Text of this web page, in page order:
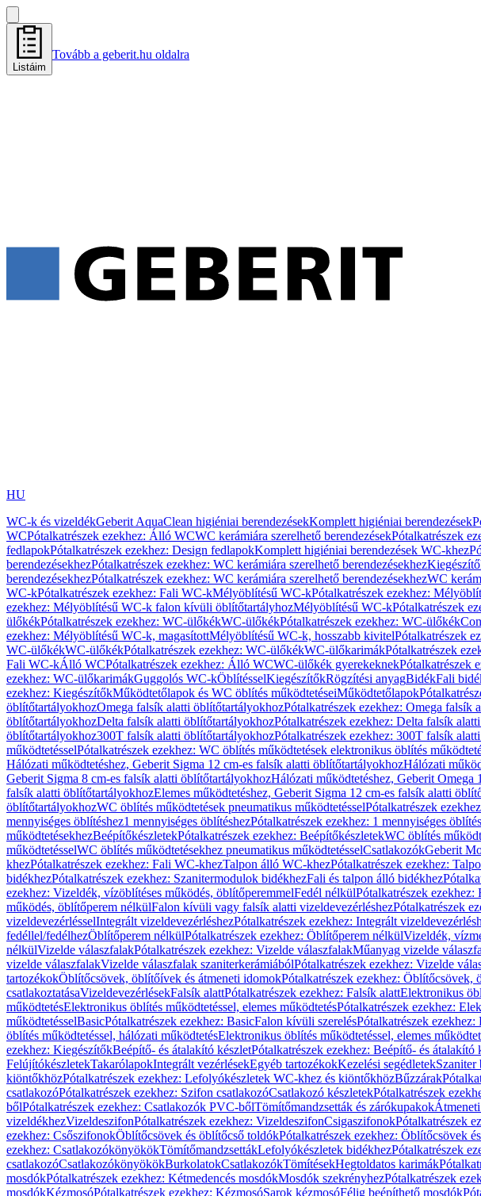
Listáim
Tovább a geberit.hu oldalra
HU
WC-k és vizeldékGeberit AquaClean higiéniai berendezésekKomplett higiéniai berendezések
WCPótalkatrészek ezekhez: Álló WCWC kerámiára szerelhető berendezésekPótalkatrészek
fedlapokPótalkatrészek ezekhez: Design fedlapokKomplett higiéniai berendezések WC-khez
berendezésekhezPótalkatrészek ezekhez: WC kerámiára szerelhető berendezésekhez
berendezésekhezPótalkatrészek ezekhez: WC kerámiára szerelhető berendezésekhezWC
WC-kPótalkatrészek ezekhez: Fali WC-kMélyöblítésű WC-kPótalkatrészek ezekhez:
ezekhez: Mélyöblítésű WC-k falon kívüli öblítőtartályhozMélyöblítésű WC-kPótalkatrészek
ülőkékPótalkatrészek ezekhez: WC-ülőkékWC-ülőkékPótalkatrészek ezekhez: WC-ülőkék
ezekhez: Mélyöblítésű WC-k, magasítottMélyöblítésű WC-k, hosszabb kivitelPótalkatrészek
WC-ülőkékWC-ülőkékPótalkatrészek ezekhez: WC-ülőkékWC-ülőkarimákPótalkatrészek
Fali WC-kÁlló WCPótalkatrészek ezekhez: Álló WCWC-ülőkék gyerekeknekPótalkatrészek
ezekhez: WC-ülőkarimákGuggolós WC-kÖblítésselKiegészítőkRögzítési anyagBidékFali
ezekhez: KiegészítőkMűködtetőlapok és WC öblítés működtetéseiMűködtetőlapok
öblítőtartályokhozOmega falsík alatti öblítőtartályokhozPótalkatrészek ezekhez: Omega falsík
öblítőtartályokhozDelta falsík alatti öblítőtartályokhozPótalkatrészek ezekhez: Delta falsík
öblítőtartályokhoz300T falsík alatti öblítőtartályokhozPótalkatrészek ezekhez: 300T falsík
működtetésselPótalkatrészek ezekhez: WC öblítés működtetések elektronikus öblítés
Hálózati működtetéshez, Geberit Sigma 12 cm-es falsík alatti öblítőtartályokhozHálózati
Geberit Sigma 8 cm-es falsík alatti öblítőtartályokhozHálózati működtetéshez, Geberit
falsík alatti öblítőtartályokhozElemes működtetéshez, Geberit Sigma 12 cm-es falsík alatti
öblítőtartályokhozWC öblítés működtetések pneumatikus működtetésselPótalkatrészek
mennyiséges öblítéshez1 mennyiséges öblítéshezPótalkatrészek ezekhez: 1 mennyiséges
működtetésekhezBeépítőkészletekPótalkatrészek ezekhez: BeépítőkészletekWC öblítés
működtetésselWC öblítés működtetésekhez pneumatikus működtetésselCsatlakozókGeberit
khezPótalkatrészek ezekhez: Fali WC-khezTalpon álló WC-khezPótalkatrészek ezekhez:
bidékhezPótalkatrészek ezekhez: Szanitermodulok bidékhezFali és talpon álló bidékhez
ezekhez: Vizeldék, vízöblítéses működés, öblítőperemmelFedél nélkülPótalkatrészek ezekhez:
működés, öblítőperem nélkülFalon kívüli vagy falsík alatti vizeldevezérléshezPótalkatrészek
vizeldevezérlésselIntegrált vizeldevezérléshezPótalkatrészek ezekhez: Integrált
fedéllel/fedélhezÖblítőperem nélkülPótalkatrészek ezekhez: Öblítőperem nélkülVizeldék,
nélkülVizelde válaszfalakPótalkatrészek ezekhez: Vizelde válaszfalakMűanyag vizelde
vizelde válaszfalakVizelde válaszfalak szaniterkerámiábólPótalkatrészek ezekhez: Vizelde
tartozékokÖblítőcsövek, öblítőívek és átmeneti idomokPótalkatrészek ezekhez: Öblítőcsövek,
csatlakoztatásaVizeldevezérlésekFalsík alattPótalkatrészek ezekhez: Falsík alattElektronikus
működtetésElektronikus öblítés működtetéssel, elemes működtetésPótalkatrészek ezekhez:
működtetésselBasicPótalkatrészek ezekhez: BasicFalon kívüli szerelésPótalkatrészek
öblítés működtetéssel, hálózati működtetésElektronikus öblítés működtetéssel, elemes
ezekhez: KiegészítőkBeépítő- és átalakító készletPótalkatrészek ezekhez: Beépítő- és átalakító
FelújítókészletekTakarólapokIntegrált vezérlésekEgyéb tartozékokKezelési segédletekSzaniter
kiöntőkhözPótalkatrészek ezekhez: Lefolyókészletek WC-khez és kiöntőkhözBűzzárak
csatlakozóPótalkatrészek ezekhez: Szifon csatlakozóCsatlakozó készletekPótalkatrészek
bőlPótalkatrészek ezekhez: Csatlakozók PVC-bőlTömítőmandzsetták és zárókupakok
vizeldékhezVizeldeszifonPótalkatrészek ezekhez: VizeldeszifonCsigaszifonokPótalkatrészek
ezekhez: CsőszifonokÖblítőcsövek és öblítőcső toldókPótalkatrészek ezekhez: Öblítőcsövek
ezekhez: CsatlakozókönyökökTömítőmandzsettákLefolyókészletek bidékhezPótalkatrészek
csatlakozóCsatlakozókönyökökBurkolatokCsatlakozókTömítésekHegtoldatos karimák
mosdókPótalkatrészek ezekhez: Kétmedencés mosdókMosdók szekrényhezPótalkatrészek
mosdókKézmosóPótalkatrészek ezekhez: KézmosóSarok kézmosóFélig beépíthető mosdók